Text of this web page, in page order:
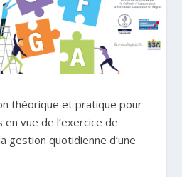
théorique et pratique pour
vue de l’exercice de
gestion quotidienne d’une